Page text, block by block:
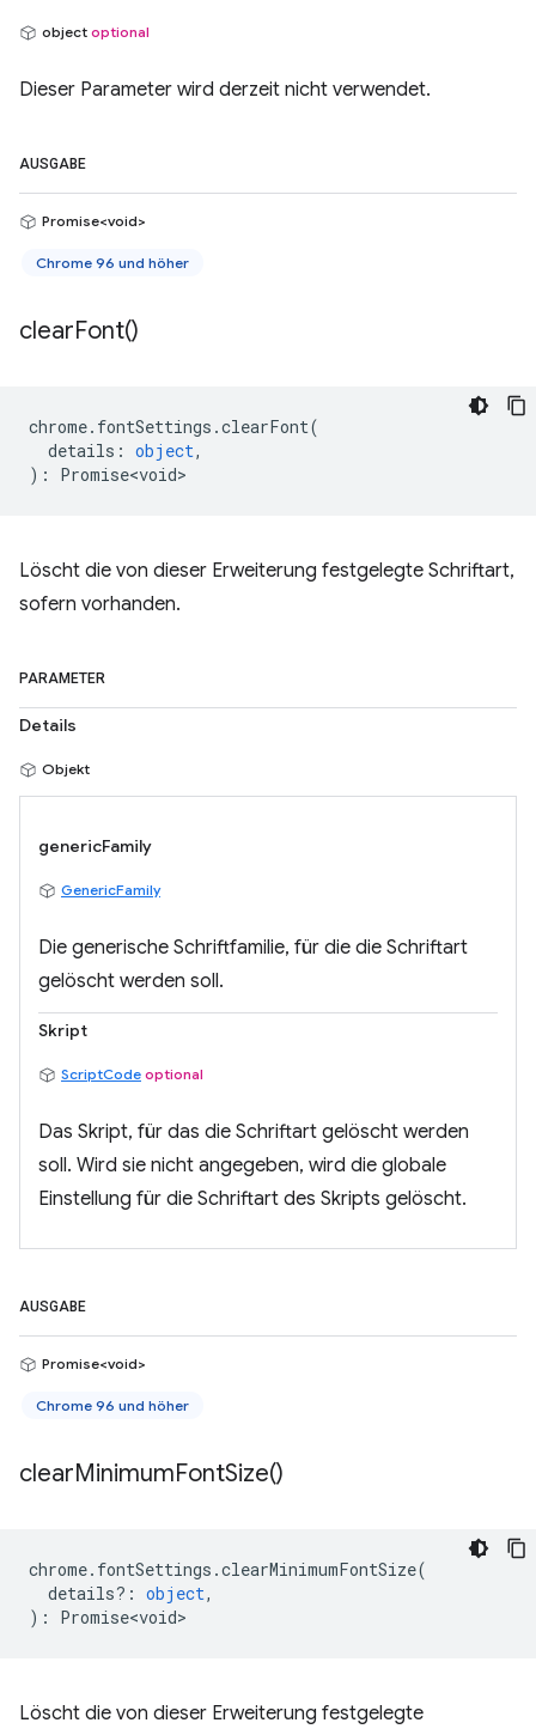
object optional
Dieser Parameter wird derzeit nicht verwendet.
AUSGABE
Promise<void>
Chrome 96 und höher
clearFont()
chrome. fontSettings .clearFont(
details : object,
) : Promise<void>
Löscht die von dieser Erweiterung festgelegte Schriftart,
sofern vorhanden.
PARAMETER
Details
Objekt
genericFamily
GenericFamily
Die generische Schriftfamilie, für die die Schriftart
gelöscht werden soll.
Skript
ScriptCode optional
Das Skript, für das die Schriftart gelöscht werden
soll. Wird sie nicht angegeben, wird die globale
Einstellung für die Schriftart des Skripts gelöscht.
AUSGABE
Promise<void>
Chrome 96 und höher
clearMinimumFontSize()
chrome. fontSettings .clearMinimumFontSize(
details? : object,
) : Promise<void>
Löscht die von dieser Erweiterung festgelegte